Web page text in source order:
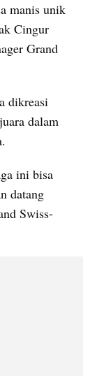
manis unik
Cingur
Grand
dikreasi
dalam
ini bisa
datang
Swiss-